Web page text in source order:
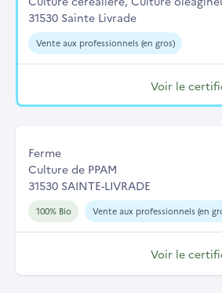
31530 Sainte Livrade
Vente aux professionnels (en gros)
Voir le
Ferme
Culture de PPAM
31530 SAINTE-LIVRADE
100% Bio Vente aux professionnels (en
Voir le